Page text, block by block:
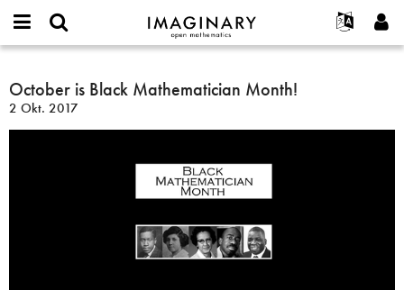
IMAGINARY
open
Français
Español
Türkçe
Programme
Filme
Texte
Ausstellungen
Mehr...
Projekte
or
username
*
Passwort
Neues Benutzerkonto erstellen
Neues Passwort anfordern
Suche
October
is
Black
October is Black Mathematician Month!
2 Okt. 2017